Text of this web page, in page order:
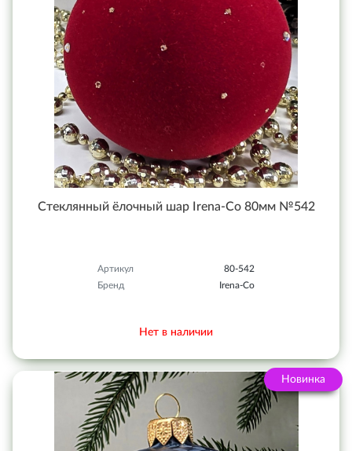
Стеклянный ёлочный шар Irena-Co 80мм №542
Артикул
80-542
Бренд
Irena-Co
Нет в наличии
Новинка